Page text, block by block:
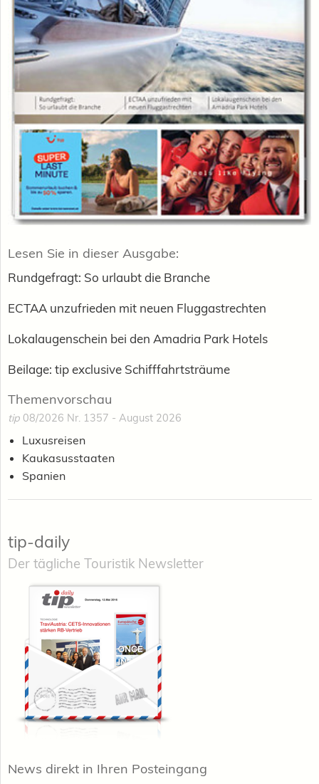
Lesen Sie in dieser Ausgabe:
Rundgefragt: So urlaubt die Branche
ECTAA unzufrieden mit neuen Fluggastrechten
Lokalaugenschein bei den Amadria Park Hotels
Beilage: tip exclusive Schifffahrtsträume
Themenvorschau
tip 08/2026 Nr. 1357 - August 2026
Luxusreisen
Kaukasusstaaten
Spanien
tip-daily
Der tägliche Touristik Newsletter
News direkt in Ihren Posteingang